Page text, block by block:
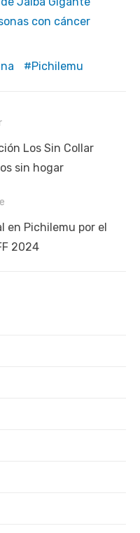
con cáncer
Pichilemu
Los Sin Collar
sin hogar
en Pichilemu por el
2024